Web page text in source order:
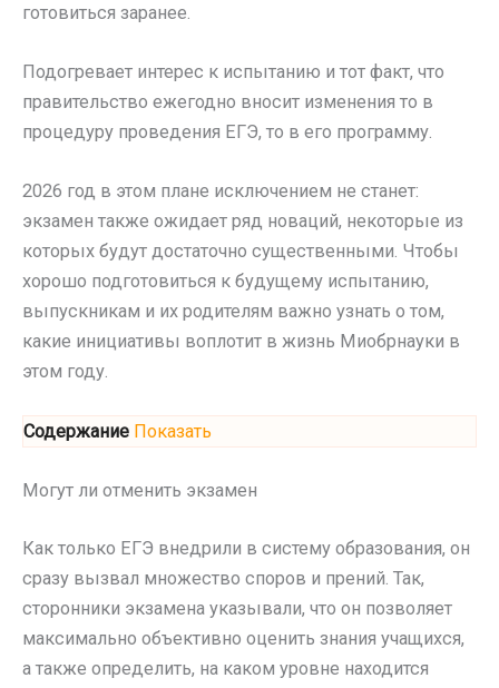
готовиться заранее.
Подогревает интерес к испытанию и тот факт, что
правительство ежегодно вносит изменения то в
процедуру проведения ЕГЭ, то в его программу.
2026 год в этом плане исключением не станет:
экзамен также ожидает ряд новаций, некоторые из
которых будут достаточно существенными. Чтобы
хорошо подготовиться к будущему испытанию,
выпускникам и их родителям важно узнать о том,
какие инициативы воплотит в жизнь Миобрнауки в
этом году.
Содержание Показать
Могут ли отменить экзамен
Как только ЕГЭ внедрили в систему образования, он
сразу вызвал множество споров и прений. Так,
сторонники экзамена указывали, что он позволяет
максимально объективно оценить знания учащихся,
а также определить, на каком уровне находится